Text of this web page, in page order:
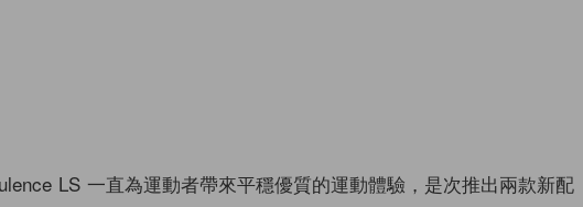
LS 一直為運動者帶來平穩優質的運動體驗，是次推出兩款新配